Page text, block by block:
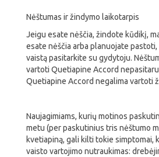
Nėštumas ir žindymo laikotarpis
Jeigu esate nėščia, žindote kūdikį,
esate nėščia arba planuojate pastoti,
vaistą pasitarkite su gydytoju.
vartoti Quetiapine Accord
Quetiapine Accord negalima vartoti
Naujagimiams, kurių motinos
metu (per paskutinius tris nėštumo
kvetiapiną, gali kilti tokie simptomai,
vaisto vartojimo nutraukimas: